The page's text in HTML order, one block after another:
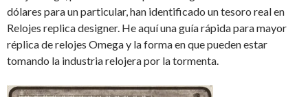
dólares para un particular, han identificado un tesoro real en
Relojes replica designer. He aquí una guía rápida para mayor
réplica de relojes Omega y la forma en que pueden estar
tomando la industria relojera por la tormenta.